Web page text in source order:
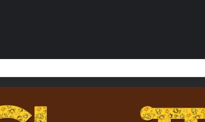
को आगे बढ़ाने के लिए छत्तीसगढ़ सरकार के साथ की साझेदारी